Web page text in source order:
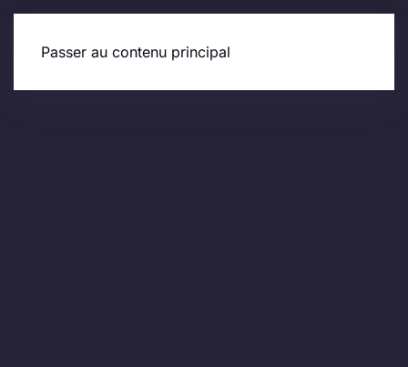
Passer au contenu principal